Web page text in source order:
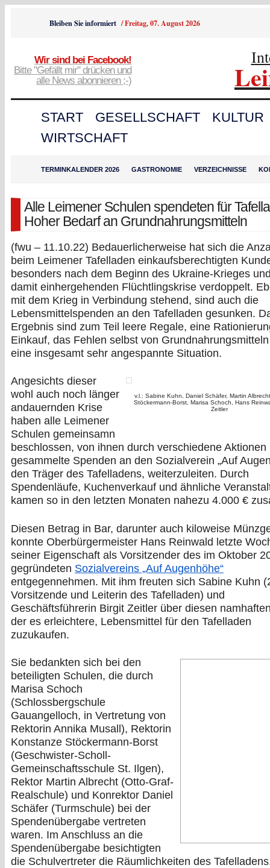
Bleiben Sie informiert /Freitag, 07. August 2026
Wir sind bei Facebook!
Bitte "Gefällt mir" drücken und
alle News abonnieren ;-)
START GESELLSCHAFT
KULTUR
WIRTSCHAFT
TERMINKALENDER 2026 GASTRONOMIE VERZEICHNISSE
Alle Leimener Schulen spendeten für
Hoher Bedarf an Grundnahrungsmitteln
(fwu – 11.10.22) Bedauerlicherweise hat sich die
beim Leimener Tafelladen einkaufsberechtigten
besonders nach dem Beginn des Ukraine-Krieges
damit einhergehenden Flüchtlingskrise verdoppelt.
mit dem Krieg in Verbindung stehend, sind auch die
Lebensmittelspenden an den Tafelladen gesunken.
Ergebnis sind zum Teil leere Regale, eine
Einkauf, das Fehlen selbst von
eine insgesamt sehr angespannte Situation.
v.l.: Sabine Kuhn, Daniel Schäfer, Martin
Stöckermann-Borst, Marisa Schoch, Hans
Zeitler
Angesichts dieser
wohl auch noch länger
andauernden Krise
haben alle Leimener
Schulen gemeinsamn
beschlossen, von ihnen durch verschiedene Aktionen
gesammelte Spenden an den Sozialverein „Auf
den Träger des Tafelladens, weiterzuleiten. Durch
Spendenläufe, Kuchenverkauf und ähnliche
kamen so in den letzten Monaten nahezu 4.000 €
Diesen Betrag in Bar, darunter auch kiloweise
konnte Oberbürgermeister Hans Reinwald letzte
seiner Eigenschaft als Vorsitzender des im Oktober
gegründeten Sozialvereins „Auf Augenhöhe“
entgegennehmen. Mit ihm freuten sich Sabine Kuhn
Vorsitzende und Leiterin des Tafelladen) und
Geschäftsführerin Birgit Zeitler über diesen
der es erleichtere, Lebensmittel für den Tafelladen
zuzukaufen.
Sie bedankten sich bei den
beteiligten Schulen, die durch
Marisa Schoch
(Schlossbergschule
Gauangelloch, in Vertretung von
Rektorin Annika Musall), Rektorin
Konstanze Stöckermann-Borst
(Geschwister-Scholl-
Gemeinschaftsschule St. Ilgen),
Rektor Martin Albrecht (Otto-Graf-
Realschule) und Konrektor Daniel
Schäfer (Turmschule) bei der
Spendenübergabe vertreten
waren. Im Anschluss an die
Spendenübergabe besichtigten
die Schulvertreter die Räumlichkeiten des